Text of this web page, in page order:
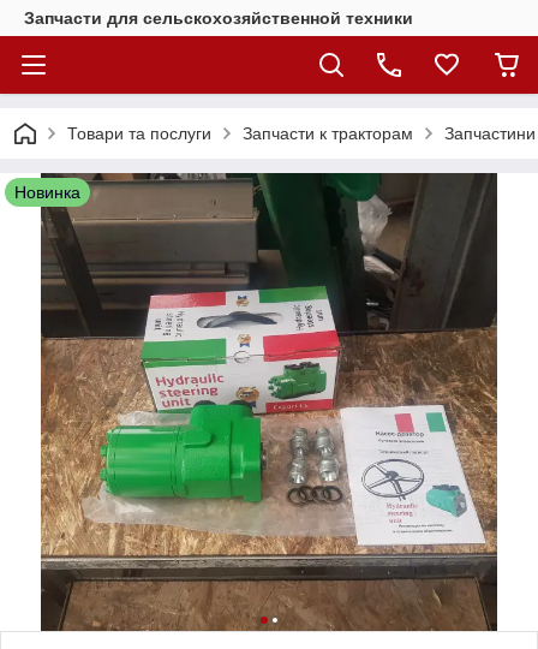
Запчасти для сельскохозяйственной техники
Товари та послуги Запчасти к тракторам
Новинка